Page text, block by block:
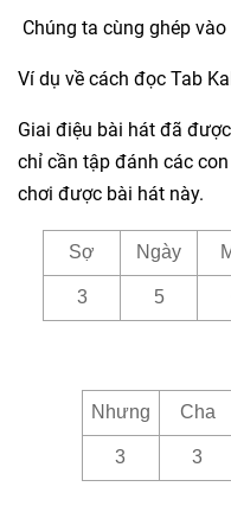
Chúng ta cùng ghép
Ví dụ về cách đọc Tab
Giai điệu bài hát đã
chỉ cần tập đánh các
chơi được bài hát này.
Sợ Ngày
3 5
Nhưng Cha
3 3